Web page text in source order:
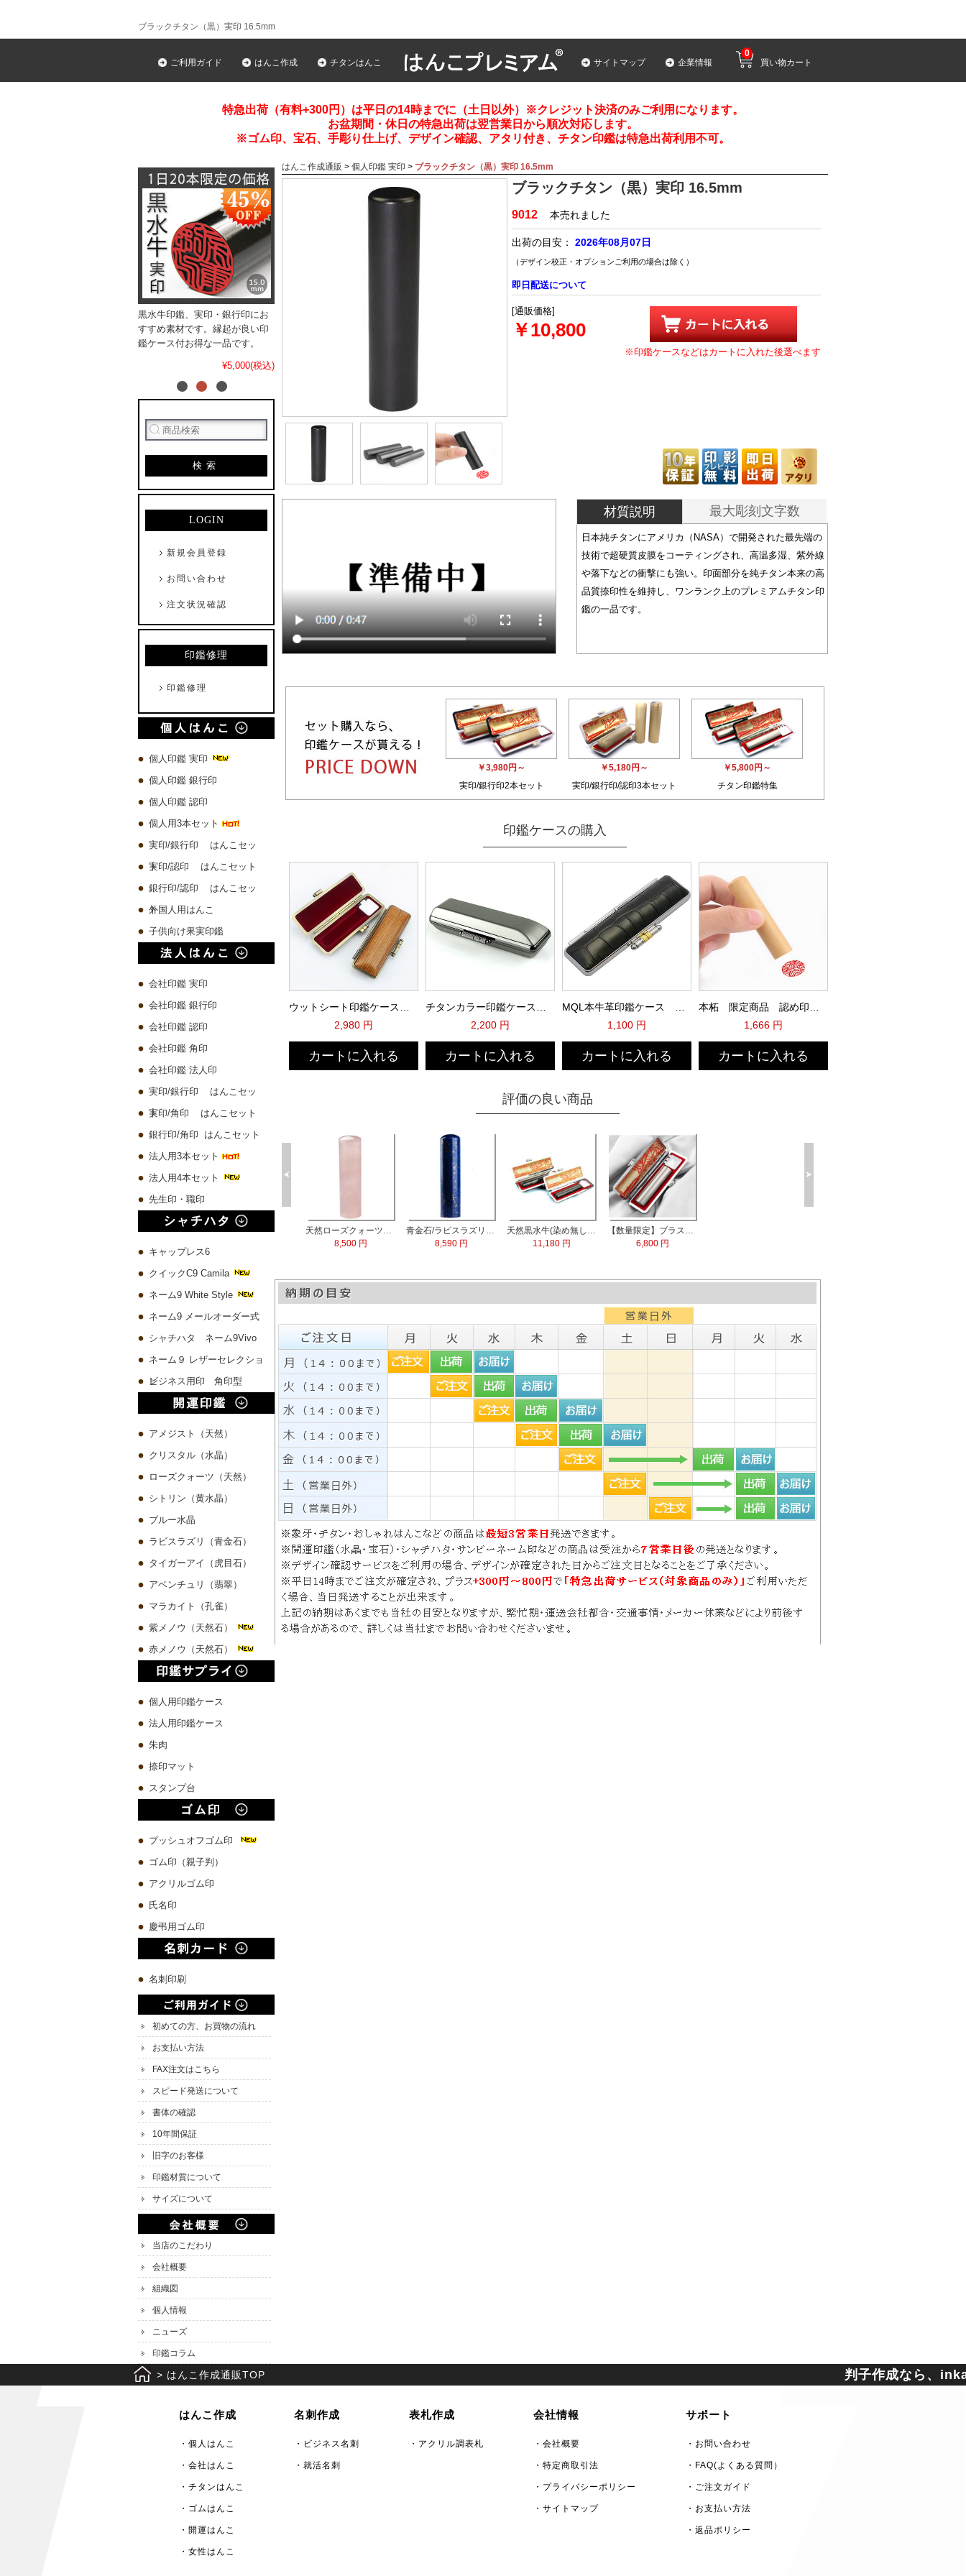
ブラックチタン（黒）実印 16.5mm
ご利用ガイド はんこ作成 チタンはんこ サイトマップ 企業情報 買い物カート
0
特急出荷（有料+300円）は平日の14時までに（土日以外）※クレジット決済のみご利用になります。
お盆期間・休日の特急出荷は翌営業日から順次対応します。
※ゴム印、宝石、手彫り仕上げ、デザイン確認、アタリ付き、チタン印鑑は特急出荷利用不可。
黒水牛印鑑、実印・銀行印にお
すすめ素材です。縁起が良い印
鑑ケース付お得な一品です。
¥5,000(税込)
検索
LOGIN
新規会員登録
お問い合わせ
注文状況確認
印鑑修理
印鑑修理
個人印鑑 実印
個人印鑑 銀行印
個人印鑑 認印
個人用3本セット
実印/銀行印 はんこセッ
ト
実印/認印 はんこセット
銀行印/認印 はんこセッ
ト
外国人用はんこ
子供向け果実印鑑
会社印鑑 実印
会社印鑑 銀行印
会社印鑑 認印
会社印鑑 角印
会社印鑑 法人印
実印/銀行印 はんこセッ
ト
実印/角印 はんこセット
銀行印/角印 はんこセット
法人用3本セット
法人用4本セット
先生印・職印
キャップレス6
クイックC9 Camila
ネーム9 White Style
ネーム9 メールオーダー式
シャチハタ ネーム9Vivo
ネーム９ レザーセレクショ
ン
ビジネス用印 角印型
アメジスト（天然）
クリスタル（水晶）
ローズクォーツ（天然）
シトリン（黄水晶）
ブルー水晶
ラビスラズリ（青金石）
タイガーアイ（虎目石）
アベンチュリ（翡翠）
マラカイト（孔雀）
紫メノウ（天然石）
赤メノウ（天然石）
個人用印鑑ケース
法人用印鑑ケース
朱肉
捺印マット
スタンプ台
プッシュオフゴム印
ゴム印（親子判）
アクリルゴム印
氏名印
慶弔用ゴム印
名刺印刷
初めての方、お買物の流れ
お支払い方法
FAX注文はこちら
スピード発送について
書体の確認
10年間保証
旧字のお客様
印鑑材質について
サイズについて
当店のこだわり
会社概要
組織図
個人情報
ニューズ
印鑑コラム
はんこ作成通販 > 個人印鑑 実印 > ブラックチタン（黒）実印 16.5mm
ブラックチタン（黒）実印 16.5mm
9012 本売れました
出荷の目安： 2026年08月07日
（デザイン校正・オプションご利用の場合は除く）
即日配送について
[通販価格]
￥10,800
※印鑑ケースなどはカートに入れた後選べます
材質説明 最大彫刻文字数
日本純チタンにアメリカ（NASA）で開発された最先端の
技術で超硬質皮膜をコーティングされ、高温多湿、紫外線
や落下などの衝撃にも強い。印面部分を純チタン本来の高
品質捺印性を維持し、ワンランク上のプレミアムチタン印
鑑の一品です。
￥3,980円～
実印/銀行印2本セット
￥5,180円～
実印/銀行印/認印3本セット
￥5,800円～
チタン印鑑特集
印鑑ケースの購入
2,980 円
カートに入れる
2,200 円
カートに入れる
1,100 円
カートに入れる
1,666 円
カートに入れる
評価の良い商品
琥珀樹脂印鑑 ケース付き【一日10本限定】
天然ローズクォーツ水晶 実印13.5mm
8,500 円
青金石/ラピスラズリ 実印60x15.0mm
8,590 円
天然黒水牛(染め無し) 実印60x16.5mm/銀行印60x13.5mm 2本セット
11,180 円
【数量限定】ブラストチタン印鑑 印鑑ケース付
6,800 円
> はんこ作成通販TOP 判子作成なら、
はんこ作成
・個人はんこ
・会社はんこ
・チタンはんこ
・ゴムはんこ
・開運はんこ
・女性はんこ
名刺作成
・ビジネス名刺
・就活名刺
表札作成
・アクリル調表札
会社情報
・会社概要
・特定商取引法
・プライバシーポリシー
・サイトマップ
サポート
・お問い合わせ
・FAQ(よくある質問）
・ご注文ガイド
・お支払い方法
・返品ポリシー